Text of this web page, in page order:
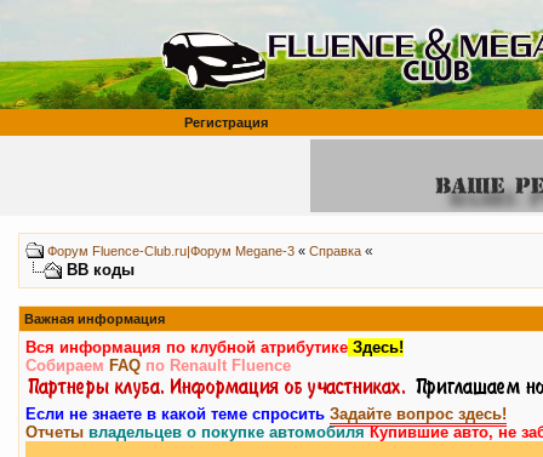
Регистрация
Форум Fluence-Club.ru|Форум Megane-3 « Справка «
BB коды
Важная информация
Вся информация по клубной атрибутике Здесь!
Собираем FAQ по Renault Fluence
Если не знаете в какой теме спросить Задайте вопрос здесь!
Отчеты владельцев о покупке автомобиляКупившие авто, не